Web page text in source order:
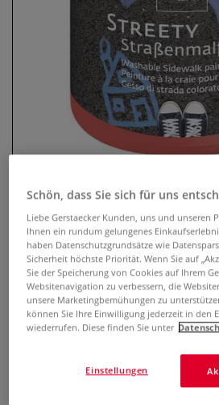
KREUL Streety
0 Bewertungen
KREUL Streety ist eine flüssige
Wasserbasis. Ideal für Kinder.
Farbtönen. Inhalt: 200 ml.KREUL
Erhältlich in verschiedenen
Schön, dass Sie sich für uns
Liebe Gerstaecker Kunden, uns und unseren
Ihnen ein rundum gelungenes
haben Datenschutzgrundsätze wie
Sicherheit höchste Priorität. Wenn Sie auf
Sie der Speicherung von Cookies auf Ihrem
Websitenavigation zu verbessern, die
unsere Marketingbemühungen zu
können Sie Ihre Einwilligung jederzeit in den
wiederrufen. Diese finden Sie unter
Einstellungen